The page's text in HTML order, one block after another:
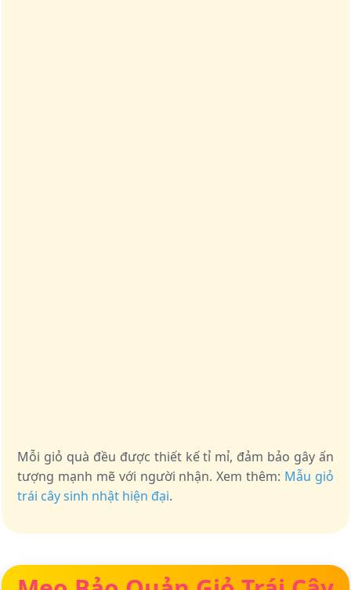
Mỗi giỏ quà đều được thiết kế tỉ mỉ, đảm bảo gây ấn
tượng mạnh mẽ với người nhận. Xem thêm: Mẫu giỏ
trái cây sinh nhật hiện đại.